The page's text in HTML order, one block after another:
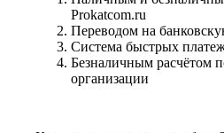
Prokatcom.ru
Переводом на
Система быстрых
Безналичным расчётом
организации